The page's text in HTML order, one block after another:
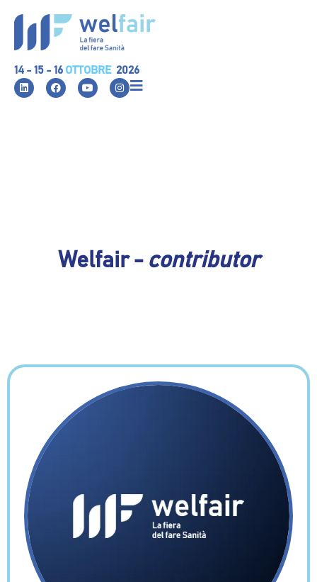
14 - 15 - 16 OTTOBRE 2026
Welfair -contributor